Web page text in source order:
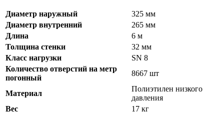
Диаметр наружный
325 мм
Диаметр внутренний
265 мм
Длина
6 м
Толщина стенки
32 мм
Класс нагрузки
SN 8
Количество отверстий на метр
погонный
8667 шт
Материал
Полиэтилен низкого
давления
Вес
17 кг